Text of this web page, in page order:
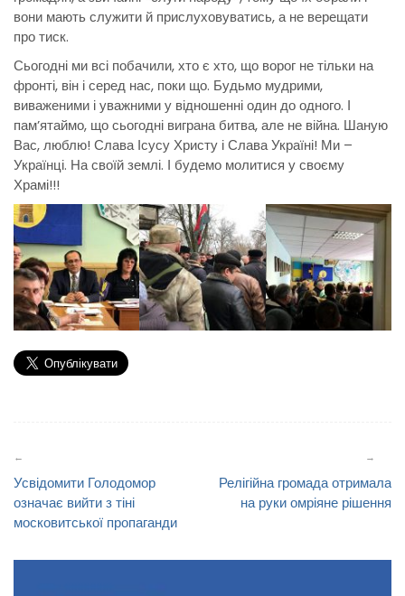
вони мають служити й прислуховуватись, а не верещати
про тиск.
Сьогодні ми всі побачили, хто є хто, що ворог не тільки на
фронті, він і серед нас, поки що. Будьмо мудрими,
виваженими і уважними у відношенні один до одного. І
пам’ятаймо, що сьогодні виграна битва, але не війна. Шаную
Вас, люблю! Слава Ісусу Христу і Слава Україні! Ми –
Українці. На своїй землі. І будемо молитися у своєму
Храмі!!!
Усвідомити Голодомор
означає вийти з тіні
московитської пропаганди
Релігійна громада отримала
на руки омріяне рішення